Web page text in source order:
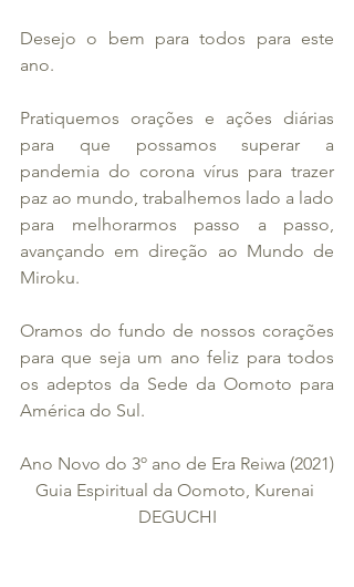
Desejo o bem para todos para este
ano.
Pratiquemos orações e ações diárias
para que possamos superar a
pandemia do corona vírus para trazer
paz ao mundo, trabalhemos lado a lado
para melhorarmos passo a passo,
avançando em direção ao Mundo de
Miroku.
Oramos do fundo de nossos corações
para que seja um ano feliz para todos
os adeptos da Sede da Oomoto para
América do Sul.
Ano Novo do 3º ano de Era Reiwa (2021)
Guia Espiritual da Oomoto, Kurenai
DEGUCHI